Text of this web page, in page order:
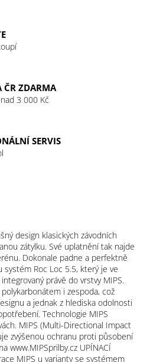
ČR ZDARMA
3 000 Kč
SERVIS
design klasických závodních
zátylku. Své uplatnění tak najde
Dokonale padne a perfektně
systém Roc Loc 5.5, který je ve
právě do vrstvy MIPS.
i zespoda, což
a jednak z hlediska odolnosti
Technologie MIPS
MIPS (Multi-Directional Impact
zvýšenou ochranu proti působení
www.MIPSprilby.cz UPÍNACÍ
MIPS u varianty se systémem